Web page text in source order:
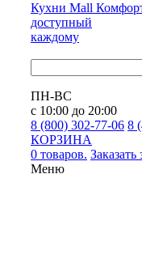
Кухни Mall
доступный
каждому
ПН-ВС
с 10:00 до 20:00
8 (800) 302-77-06 8
КОРЗИНА
0 товаров. Заказать
Меню